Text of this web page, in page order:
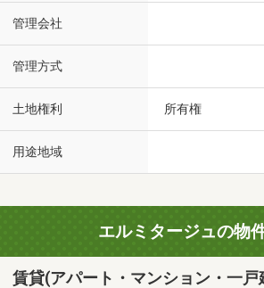
管理会社
管理方式
土地権利 所有権
用途地域
エルミタージュの物
賃貸(アパート・マンション・一戸